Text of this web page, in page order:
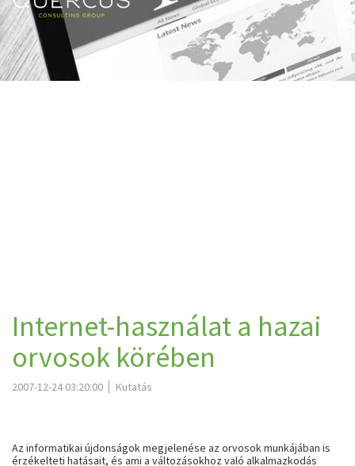
Internet-használat a hazai
orvosok körében
2007-12-24 03:20:00 Kutatás
Az informatikai újdonságok megjelenése az orvosok munkájában is
érzékelteti hatásait, és ami a változásokhoz való alkalmazkodás